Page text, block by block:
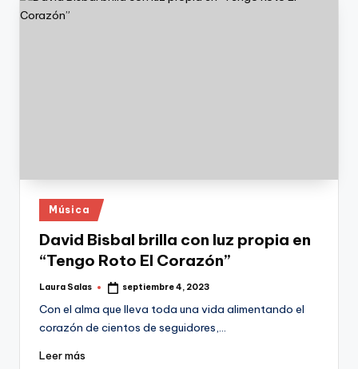
Publicado
en
Música
David Bisbal brilla con luz propia en
“Tengo Roto El Corazón”
Publicado
Laura Salas septiembre 4, 2023
Con el alma que lleva toda una vida alimentando el
corazón de cientos de seguidores,…
Leer más